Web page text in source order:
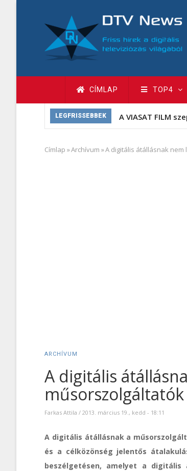
tartalomra
Fő
navigáció
CÍMLAP TOP4
LEGFRISSEBBEK A VIASAT FILM
Morzsa
Címlap »Archívum »A digitális átállásnak
ARCHÍVUM
A digitális
műsorszolgáltatók
Farkas Attila / 2013. március 19., kedd - 18:11
A digitális átállásnak a
és a célközönség jelentős
beszélgetésen, amelyet a